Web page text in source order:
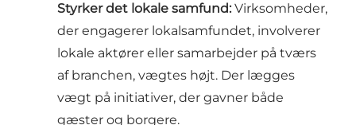
Styrker det lokale samfund: Virksomheder,
der engagerer lokalsamfundet, involverer
lokale aktører eller samarbejder på tværs
af branchen, vægtes højt. Der lægges
vægt på initiativer, der gavner både
gæster og borgere​.